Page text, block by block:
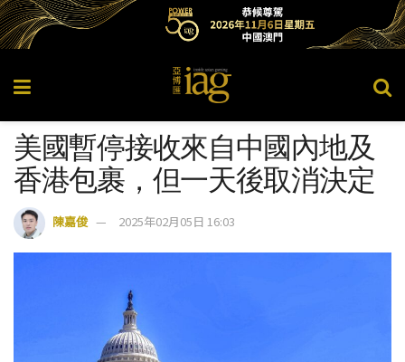
美國暫停接收來自中國內地及
香港包裹，但一天後取消決定
陳嘉俊 2025年02月05日 16:03